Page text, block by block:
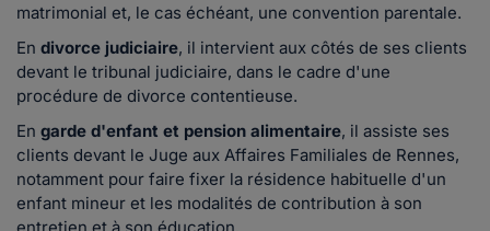
matrimonial et, le cas échéant, une convention parentale.
En divorce judiciaire, il intervient aux côtés de ses clients
devant le tribunal judiciaire, dans le cadre d'une
procédure de divorce contentieuse.
En garde d'enfant et pension alimentaire, il assiste ses
clients devant le Juge aux Affaires Familiales de Rennes,
notamment pour faire fixer la résidence habituelle d'un
enfant mineur et les modalités de contribution à son